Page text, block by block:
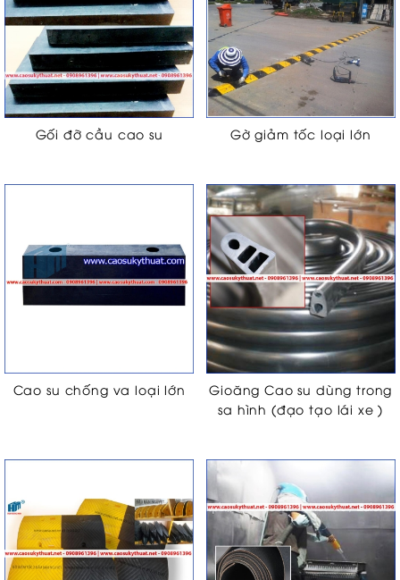
Gối đỡ cầu cao su Gờ giảm tốc loại lớn
Cao su chống va loại lớn
Gioăng Cao su dùng trong
sa hình (đạo tạo lái xe )